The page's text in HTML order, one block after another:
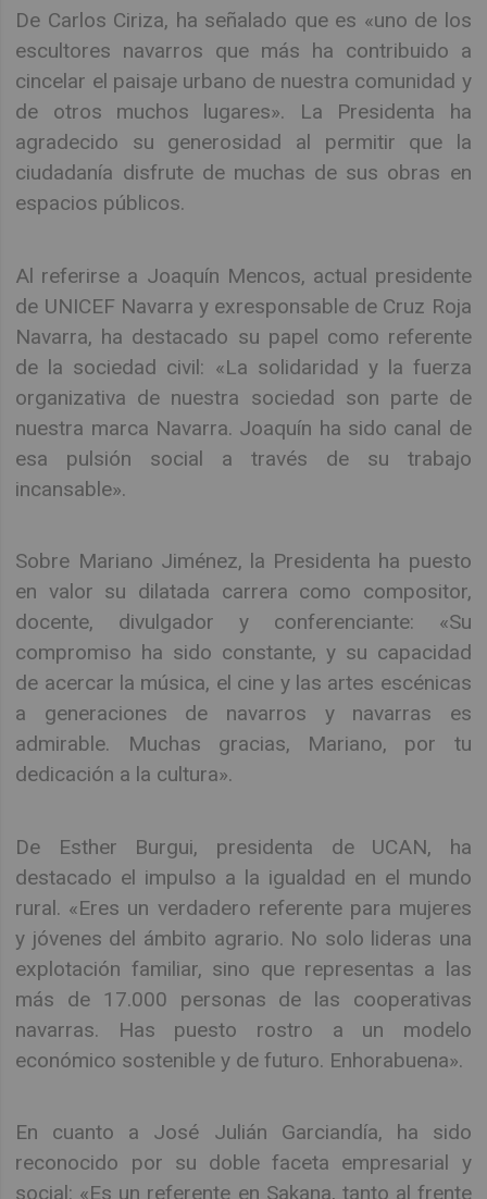
De Carlos Ciriza, ha señalado que es «uno de los
escultores navarros que más ha contribuido a
cincelar el paisaje urbano de nuestra comunidad y
de otros muchos lugares». La Presidenta ha
agradecido su generosidad al permitir que la
ciudadanía disfrute de muchas de sus obras en
espacios públicos.
Al referirse a Joaquín Mencos, actual presidente
de UNICEF Navarra y exresponsable de Cruz Roja
Navarra, ha destacado su papel como referente
de la sociedad civil: «La solidaridad y la fuerza
organizativa de nuestra sociedad son parte de
nuestra marca Navarra. Joaquín ha sido canal de
esa pulsión social a través de su trabajo
incansable».
Sobre Mariano Jiménez, la Presidenta ha puesto
en valor su dilatada carrera como compositor,
docente, divulgador y conferenciante: «Su
compromiso ha sido constante, y su capacidad
de acercar la música, el cine y las artes escénicas
a generaciones de navarros y navarras es
admirable. Muchas gracias, Mariano, por tu
dedicación a la cultura».
De Esther Burgui, presidenta de UCAN, ha
destacado el impulso a la igualdad en el mundo
rural. «Eres un verdadero referente para mujeres
y jóvenes del ámbito agrario. No solo lideras una
explotación familiar, sino que representas a las
más de 17.000 personas de las cooperativas
navarras. Has puesto rostro a un modelo
económico sostenible y de futuro. Enhorabuena».
En cuanto a José Julián Garciandía, ha sido
reconocido por su doble faceta empresarial y
social: «Es un referente en Sakana, tanto al frente